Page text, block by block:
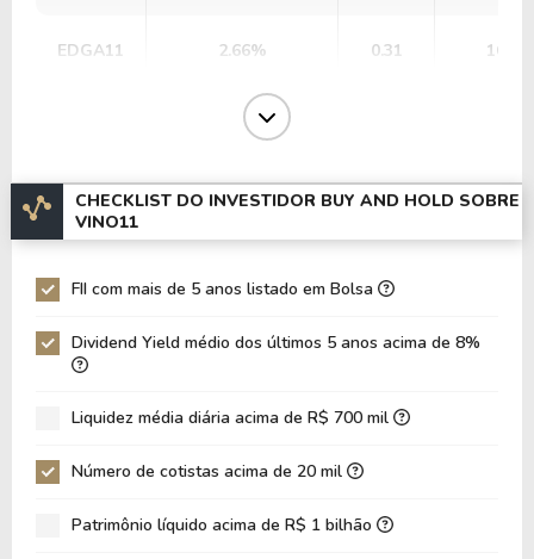
EDGA11 2.66% 0.31
14.95%
PATC11 1.6% 1.16
XPCM11 0% 0.39
CHECKLIST DO INVESTIDOR BUY AND HOLD SOBRE
VINO11
FII com mais de 5 anos listado em Bolsa
Dividend Yield médio dos últimos 5 anos acima de 8%
Liquidez média diária acima de R$ 700 mil
Número de cotistas acima de 20 mil
Patrimônio líquido acima de R$ 1 bilhão